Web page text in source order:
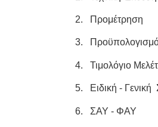
2. Προμέτρηση
3.
4. Τιμολόγιο
5. Ειδική -
6. ΣΑΥ - ΦΑΥ